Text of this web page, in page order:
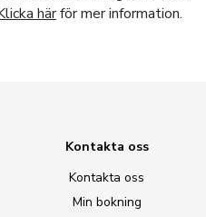
härför mer information.
Kontakta oss
Kontakta oss
Min bokning